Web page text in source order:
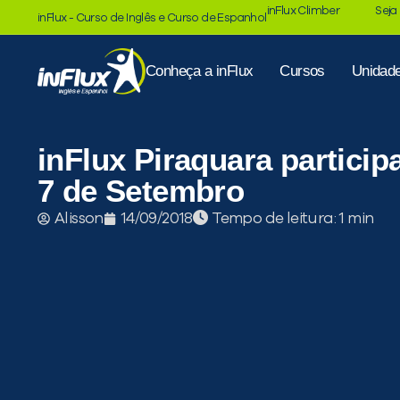
inFlux - Curso de Inglês e Curso de Espanhol
inFlux Climber
Conheça a inFlux Cursos
inFlux Piraquara
7 de Setembro
Alisson 14/09/2018 Tempo de leitura: